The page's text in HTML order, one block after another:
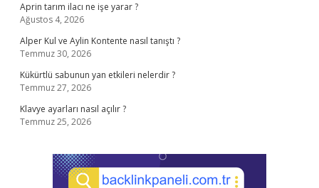
Aprin tarım ilacı ne işe yarar ?
Ağustos 4, 2026
Alper Kul ve Aylin Kontente nasıl tanıştı ?
Temmuz 30, 2026
Kükürtlü sabunun yan etkileri nelerdir ?
Temmuz 27, 2026
Klavye ayarları nasıl açılır ?
Temmuz 25, 2026